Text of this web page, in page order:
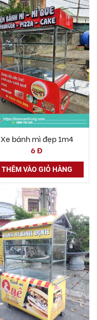
Xe bánh mì đẹp 1m4
6 Đ
THÊM VÀO GIỎ HÀNG